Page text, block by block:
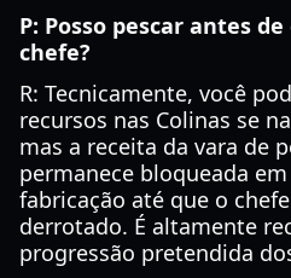
P: Posso pescar antes
chefe?
R: Tecnicamente, você
recursos nas Colinas se
mas a receita da vara de
permanece bloqueada
fabricação até que o
derrotado. É altamente
progressão pretendida